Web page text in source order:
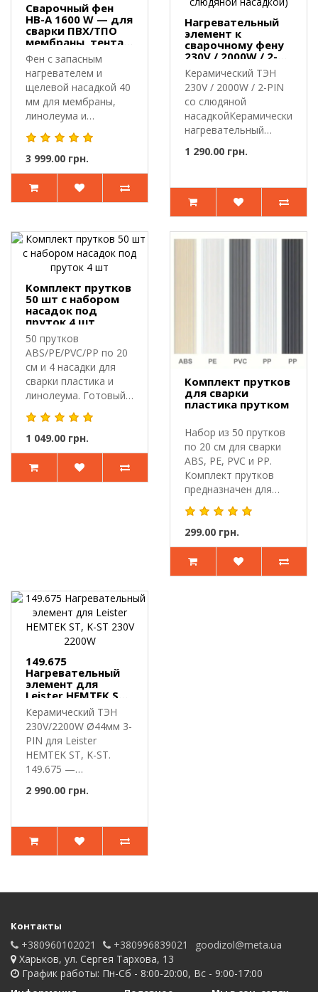
Сварочный фен
HB-A 1600 W — для
сварки ПВХ/ТПО
мембраны, тента,
лайнера, пластика
прутком
Фен с запасным
нагревателем и
щелевой насадкой 40
мм для мембраны,
линолеума и
пластика.HB-A 1600 W
..
3 999.00 грн.
Нагревательный
элемент к
сварочному фену
230V / 2000W / 2-
PIN
(керамический, со
слюдяной
насадкой)
Керамический ТЭН
230V / 2000W / 2-PIN
со слюдяной
насадкойКерамический
нагревательный
1 290.00 грн.
Комплект прутков
50 шт с набором
насадок под
пруток 4 шт
50 прутков
ABS/PE/PVC/PP по 20
см и 4 насадки для
сварки пластика и
линолеума. Готовый
набор для ру..
1 049.00 грн.
Комплект прутков
для сварки
пластика прутком
Набор из 50 прутков
по 20 см для сварки
ABS, PE, PVC и PP.
Комплект прутков
предназначен для
сварки..
299.00 грн.
149.675
Нагревательный
элемент для
Leister HEMTEK ST,
K-ST 230V 2200W
Керамический ТЭН
230V/2200W Ø44мм 3-
PIN для Leister
HEMTEK ST, K-ST.
149.675 —
нагрева..
2 990.00 грн.
Контакты
+380960102021 +380996839021
goodizol@meta.ua
Харьков, ул. Сергея Тархова, 13
График работы: Пн-Сб - 8:00-20:00, Вс - 9:00-17:00